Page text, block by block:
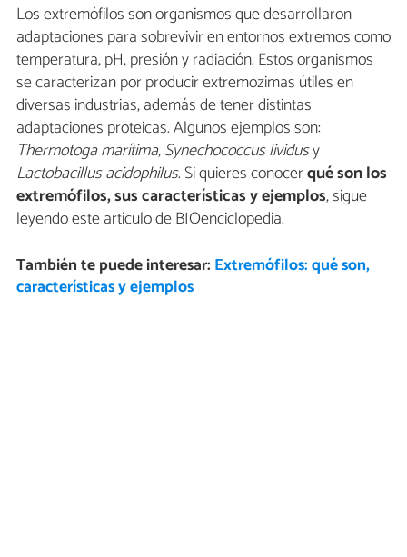
Los extremófilos son organismos que desarrollaron
adaptaciones para sobrevivir en entornos extremos como
temperatura, pH, presión y radiación. Estos organismos
se caracterizan por producir extremozimas útiles en
diversas industrias, además de tener distintas
adaptaciones proteicas. Algunos ejemplos son:
Thermotoga marítima,Synechococcus lividusy
Lactobacillus acidophilus. Si quieres conocerqué son los
extremófilos, sus características y ejemplos, sigue
leyendo este artículo de BIOenciclopedia.
También te puede interesar: Extremófilos: qué son,
características y ejemplos